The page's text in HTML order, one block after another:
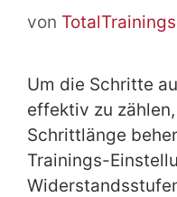
von TotalTrainings
Um die Schritte
effektiv zu
Schrittlänge
Trainings-